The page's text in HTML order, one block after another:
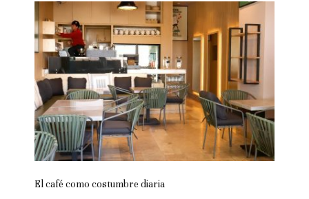
El café como costumbre diaria